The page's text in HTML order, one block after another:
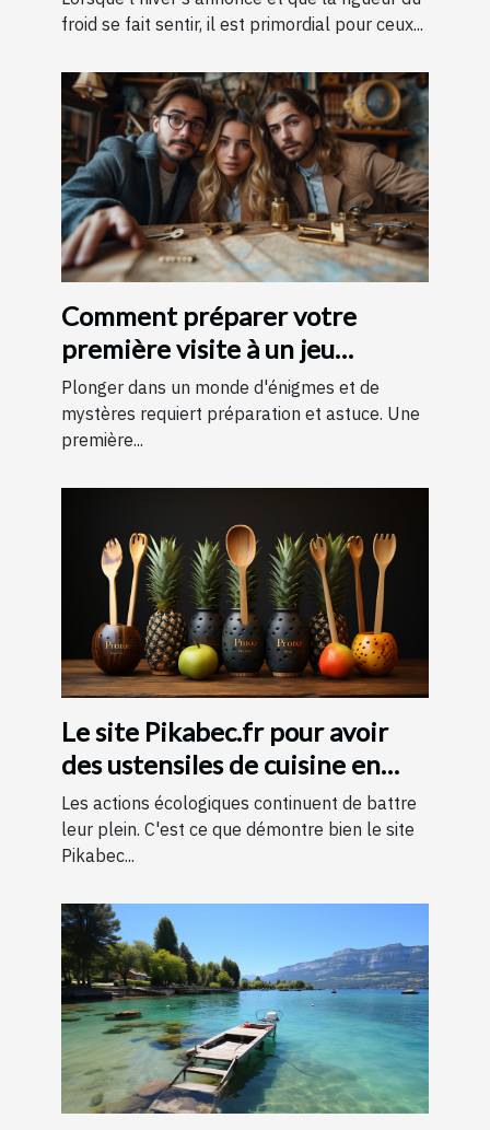
froid se fait sentir, il est primordial pour ceux...
Comment préparer votre
première visite à un jeu
d'évasion : conseils et astuces
pour une expérience
mémorable
Plonger dans un monde d'énigmes et de
mystères requiert préparation et astuce. Une
première...
Le site Pikabec.fr pour avoir
des ustensiles de cuisine en
bois
Les actions écologiques continuent de battre
leur plein. C'est ce que démontre bien le site
Pikabec...